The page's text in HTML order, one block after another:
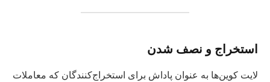
استخراج و نصف شدن
لایت کوین‌ها به عنوان پاداش برای استخراج‌کنندگان که معاملات